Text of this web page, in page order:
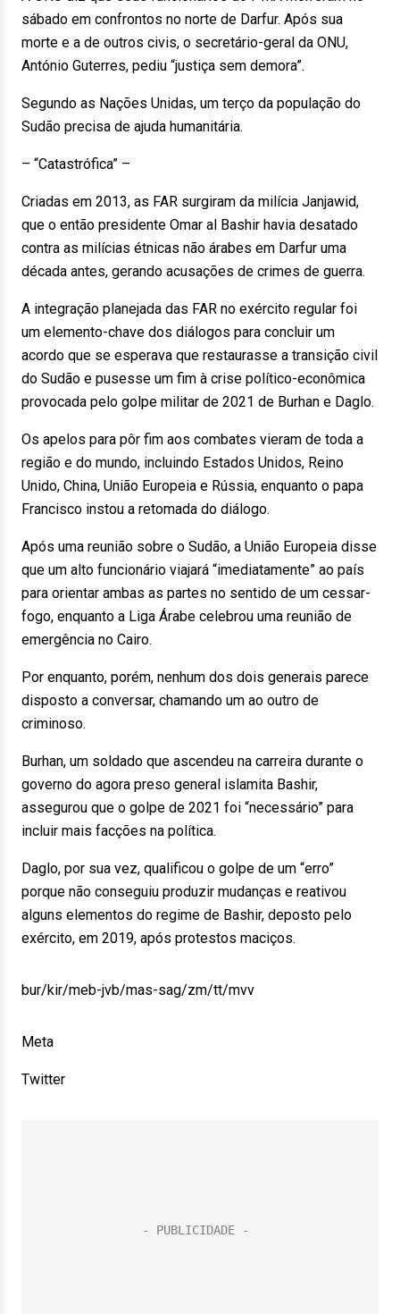
sábado em confrontos no norte de Darfur. Após sua
morte e a de outros civis, o secretário-geral da ONU,
António Guterres, pediu “justiça sem demora”.
Segundo as Nações Unidas, um terço da população do
Sudão precisa de ajuda humanitária.
– “Catastrófica” –
Criadas em 2013, as FAR surgiram da milícia Janjawid,
que o então presidente Omar al Bashir havia desatado
contra as milícias étnicas não árabes em Darfur uma
década antes, gerando acusações de crimes de guerra.
A integração planejada das FAR no exército regular foi
um elemento-chave dos diálogos para concluir um
acordo que se esperava que restaurasse a transição civil
do Sudão e pusesse um fim à crise político-econômica
provocada pelo golpe militar de 2021 de Burhan e Daglo.
Os apelos para pôr fim aos combates vieram de toda a
região e do mundo, incluindo Estados Unidos, Reino
Unido, China, União Europeia e Rússia, enquanto o papa
Francisco instou a retomada do diálogo.
Após uma reunião sobre o Sudão, a União Europeia disse
que um alto funcionário viajará “imediatamente” ao país
para orientar ambas as partes no sentido de um cessar-
fogo, enquanto a Liga Árabe celebrou uma reunião de
emergência no Cairo.
Por enquanto, porém, nenhum dos dois generais parece
disposto a conversar, chamando um ao outro de
criminoso.
Burhan, um soldado que ascendeu na carreira durante o
governo do agora preso general islamita Bashir,
assegurou que o golpe de 2021 foi “necessário” para
incluir mais facções na política.
Daglo, por sua vez, qualificou o golpe de um “erro”
porque não conseguiu produzir mudanças e reativou
alguns elementos do regime de Bashir, deposto pelo
exército, em 2019, após protestos maciços.
bur/kir/meb-jvb/mas-sag/zm/tt/mvv
Meta
Twitter